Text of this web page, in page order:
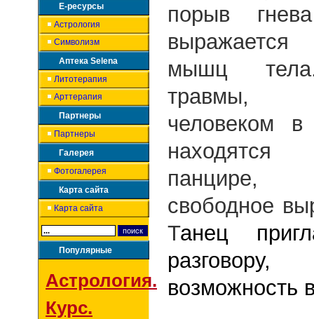
Е-ресурсы
Астрология
Символизм
Аптека Selena
Литотерапия
Арттерапия
Партнеры
Партнеры
Галерея
Фотогалерея
Карта сайта
Карта сайта
Популярные
Астрология.
Курс.
порыв
мышц
травмы,
человеком
панцире,
свободное
Танец
возможность